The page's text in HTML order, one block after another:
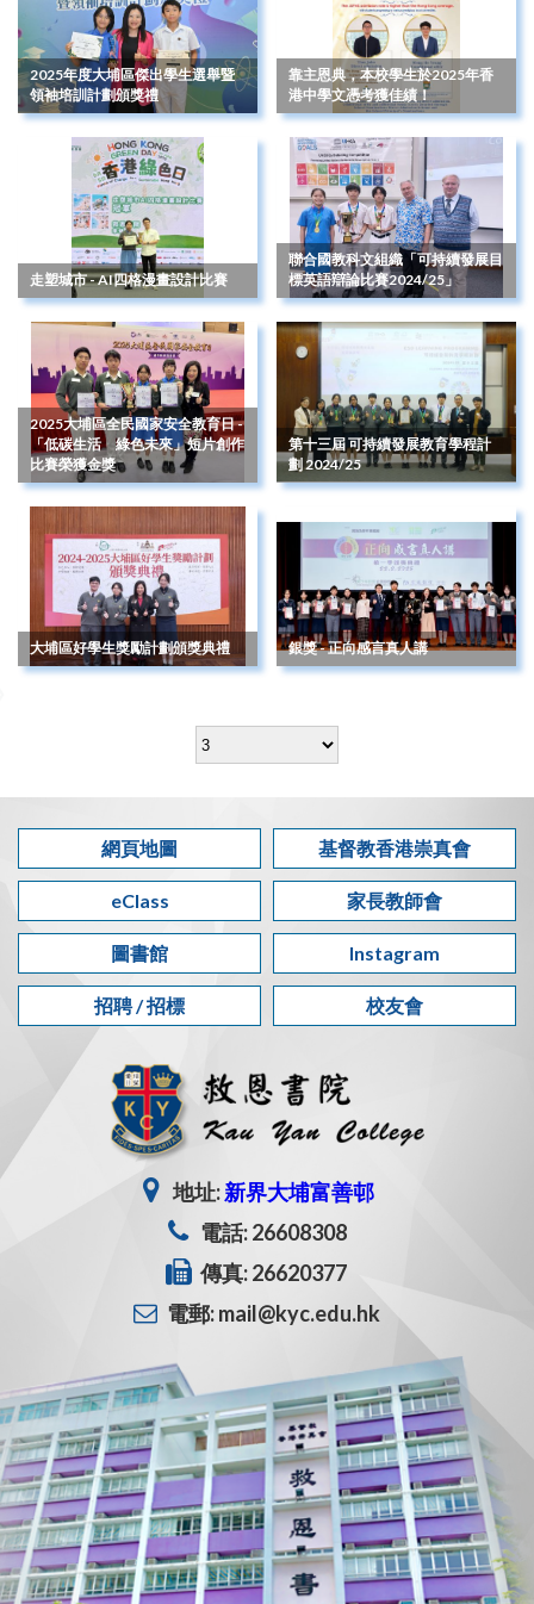
2025年度大埔區傑出學生選舉暨
領袖培訓計劃頒獎禮
靠主恩典，本校學生於2025年香
港中學文憑考獲佳績！
走塑城市 - AI四格漫畫設計比賽
聯合國教科文組織「可持續發展目
標英語辯論比賽2024/25」
2025大埔區全民國家安全教育日 -
「低碳生活 綠色未來」短片創作
比賽榮獲金獎
第十三屆 可持續發展教育學程計
劃 2024/25
大埔區好學生獎勵計劃頒獎典禮 銀獎 - 正向感言真人講
網頁地圖 基督教香港崇真會
eClass 家長教師會
圖書館 Instagram
招聘 / 招標 校友會
地址:新界大埔富善邨
電話: 26608308
傳真: 26620377
電郵: mail@kyc.edu.hk